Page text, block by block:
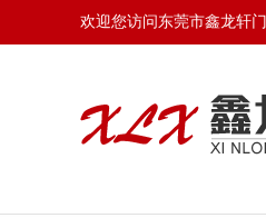
欢迎您访问东莞市鑫龙轩